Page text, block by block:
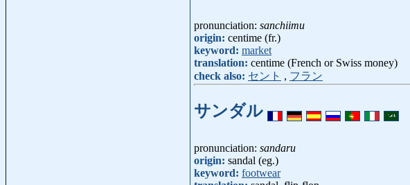
pronunciation: sanchiimu
origin: centime (fr.)
keyword: market
translation: centime (French or Swiss money)
check also: セント , フラン
サンダル
pronunciation: sandaru
origin: sandal (eg.)
keyword: footwear